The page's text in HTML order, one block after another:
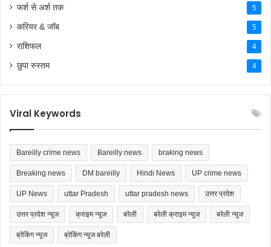
फर्श से अर्श तक 5
करियर & जॉब 5
राशिफल 4
छुपा रुस्तम 4
Viral Keywords
Bareilly crime news Bareilly news braking news
Breaking news DM bareilly Hindi News UP crime news
UP News uttar Pradesh uttar pradesh news उत्तर प्रदेश
उत्तर प्रदेश न्यूज क्राइम न्यूज बरेली बरेली क्राइम न्यूज बरेली न्यूज
ब्रेकिंग न्यूज ब्रेकिंग न्यूज बरेली